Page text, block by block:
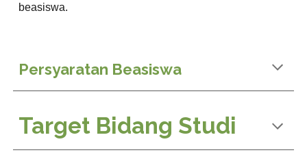
beasiswa.
Persyaratan Beasiswa
Target Bidang Studi